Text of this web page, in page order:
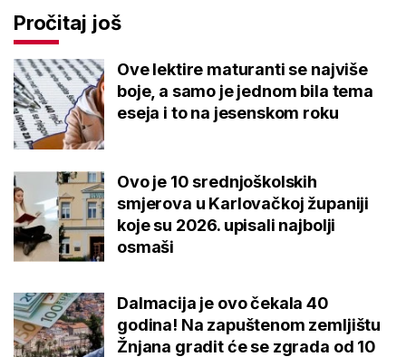
Pročitaj još
Ove lektire maturanti se najviše
boje, a samo je jednom bila tema
eseja i to na jesenskom roku
Ovo je 10 srednjoškolskih
smjerova u Karlovačkoj županiji
koje su 2026. upisali najbolji
osmaši
Dalmacija je ovo čekala 40
godina! Na zapuštenom zemljištu
Žnjana gradit će se zgrada od 10